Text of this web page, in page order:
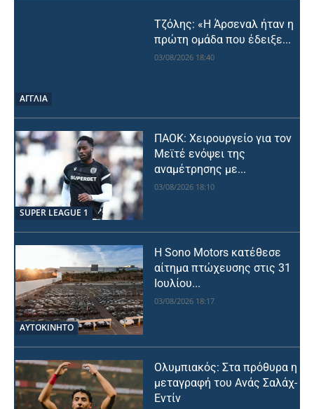
ΑΓΓΛΙΑ
Τζόλης: «Η Άρσεναλ ήταν η
πρώτη ομάδα που έδειξε...
03/08/2026 18:40
SUPER LEAGUE 1
ΠΑΟΚ: Χειρουργείο για τον
Μεϊτέ ενόψει της
αναμέτρησης με...
03/08/2026 18:10
ΑΥΤΟΚΙΝΗΤΟ
Η Sono Motors κατέθεσε
αίτημα πτώχευσης στις 31
Ιουλίου...
03/08/2026 18:17
Ολυμπιακός: Στα πρόθυρα η
μεταγραφή του Ανάς Σαλάχ-
Εντίν